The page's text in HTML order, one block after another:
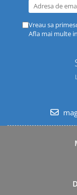
Vreau sa
Afla mai multe in